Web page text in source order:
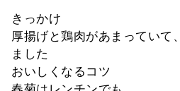
きっかけ
厚揚げと鶏肉があまっていて
ました
おいしくなるコツ